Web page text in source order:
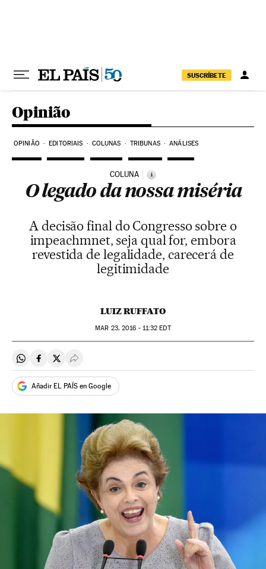
SUSCRÍBETE
Opinião
OPINIÃO EDITORIAIS COLUNAS TRIBUNAS ANÁLISES
COLUNA i
O legado da nossa miséria
A decisão final do Congresso sobre o
impeachmnet, seja qual for, embora
revestida de legalidade, carecerá de
legitimidade
LUIZ RUFFATO
MAR 23, 2016 - 11:32 EDT
Compartir en Whatsapp
Compartir en Facebook
Compartir en Twitter
Desplegar Redes Sociales
Añadir EL PAÍS en Google